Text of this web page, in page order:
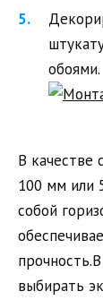
обоями.
В качестве
100 мм или
собой
выбирать